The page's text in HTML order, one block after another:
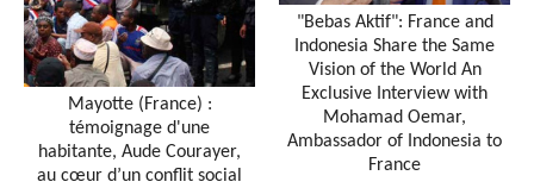
Mayotte (France) :
témoignage d'une
habitante, Aude Courayer,
au cœur d’un conflit social
"Bebas Aktif": France and
Indonesia Share the Same
Vision of the World An
Exclusive Interview with
Mohamad Oemar,
Ambassador of Indonesia to
France